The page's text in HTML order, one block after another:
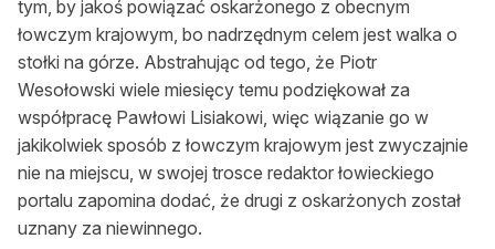
tym, by jakoś powiązać oskarżonego z obecnym
łowczym krajowym, bo nadrzędnym celem jest walka o
stołki na górze. Abstrahując od tego, że Piotr
Wesołowski wiele miesięcy temu podziękował za
współpracę Pawłowi Lisiakowi, więc wiązanie go w
jakikolwiek sposób z łowczym krajowym jest zwyczajnie
nie na miejscu, w swojej trosce redaktor łowieckiego
portalu zapomina dodać, że drugi z oskarżonych został
uznany za niewinnego.